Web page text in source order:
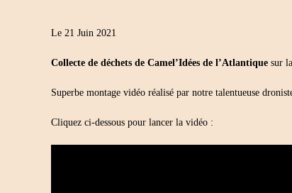
Le 21 Juin 2021
Collecte de déchets de Camel’Idées de l’Atlantique sur
Superbe montage vidéo réalisé par notre talentueuse
Cliquez ci-dessous pour lancer la vidéo :